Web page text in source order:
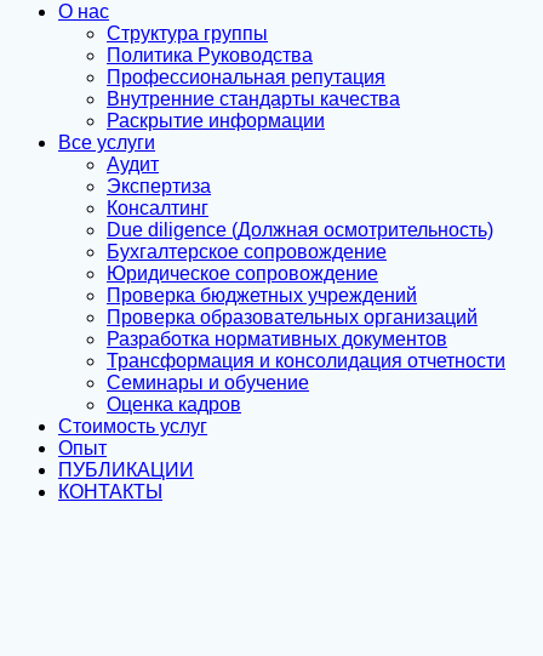
О нас
Структура группы
Политика Руководства
Профессиональная репутация
Внутренние стандарты качества
Раскрытие информации
Все услуги
Аудит
Экспертиза
Консалтинг
Due diligence (Должная осмотрительность)
Бухгалтерское сопровождение
Юридическое сопровождение
Проверка бюджетных учреждений
Проверка образовательных организаций
Разработка нормативных документов
Трансформация и консолидация отчетности
Семинары и обучение
Оценка кадров
Стоимость услуг
Опыт
ПУБЛИКАЦИИ
КОНТАКТЫ